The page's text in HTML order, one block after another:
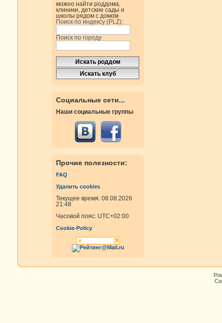
можно найти роддома,
клиники, детские сады и
школы рядом с домом
Поиск по индексу (PLZ):
Поиск по городу
Социальные сети...
Наши социальные группы
Прочие полезности:
FAQ
Удалить cookies
Текущее время: 08.08.2026
21:48
Часовой пояс: UTC+02:00
Cookie-Policy